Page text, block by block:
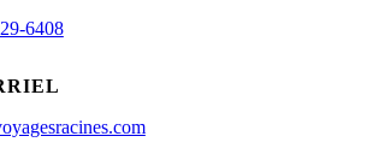
6408